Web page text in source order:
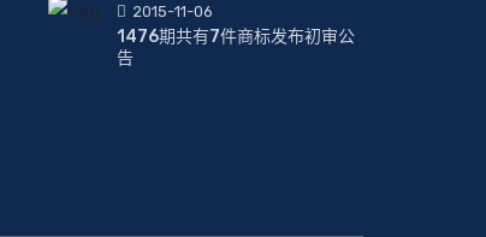
2015-11-06
1476期共有7件商标发布初审公
告